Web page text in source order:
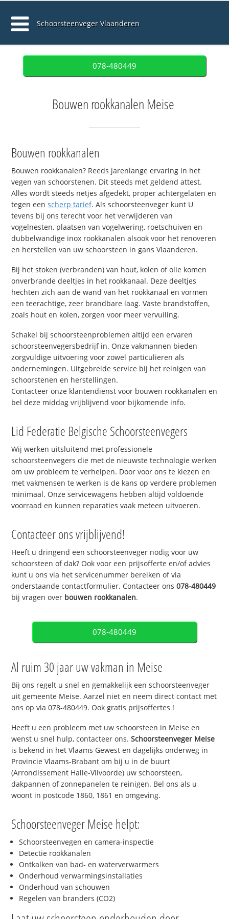
Schoorsteenveger Vlaanderen
078-480449
Bouwen rookkanalen Meise
Bouwen rookkanalen
Bouwen rookkanalen? Reeds jarenlange ervaring in het
vegen van schoorstenen. Dit steeds met geldend attest.
Alles wordt steeds netjes afgedekt, proper achtergelaten en
tegen eenscherp tarief. Als schoorsteenveger kunt U
tevens bij ons terecht voor het verwijderen van
vogelnesten, plaatsen van vogelwering, roetschuiven en
dubbelwandige inox rookkanalen alsook voor het renoveren
en herstellen van uw schoorsteen in gans Vlaanderen.
Bij het stoken (verbranden) van hout, kolen of olie komen
onverbrande deeltjes in het rookkanaal. Deze deeltjes
hechten zich aan de wand van het rookkanaal en vormen
een teerachtige, zeer brandbare laag. Vaste brandstoffen,
zoals hout en kolen, zorgen voor meer vervuiling.
Schakel bij schoorsteenproblemen altijd een ervaren
schoorsteenvegersbedrijf in. Onze vakmannen bieden
zorgvuldige uitvoering voor zowel particulieren als
ondernemingen. Uitgebreide service bij het reinigen van
schoorstenen en herstellingen.
Contacteer onze klantendienst voor bouwen rookkanalen en
bel deze middag vrijblijvend voor bijkomende info.
Lid Federatie Belgische Schoorsteenvegers
Wij werken uitsluitend met professionele
schoorsteenvegers die met de nieuwste technologie werken
om uw probleem te verhelpen. Door voor ons te kiezen en
met vakmensen te werken is de kans op verdere problemen
minimaal. Onze servicewagens hebben altijd voldoende
voorraad en kunnen reparaties vaak meteen uitvoeren.
Contacteer ons vrijblijvend!
Heeft u dringend een schoorsteenveger nodig voor uw
schoorsteen of dak? Ook voor een prijsofferte en/of advies
kunt u ons via het servicenummer bereiken of via
onderstaande contactformulier. Contacteer ons078-480449
bij vragen over bouwen rookkanalen.
078-480449
Al ruim 30 jaar uw vakman in Meise
Bij ons regelt u snel en gemakkelijk een schoorsteenveger
uit gemeente Meise. Aarzel niet en neem direct contact met
ons op via 078-480449. Ook gratis prijsoffertes !
Heeft u een probleem met uw schoorsteen in Meise en
wenst u snel hulp, contacteer ons.Schoorsteenveger Meise
is bekend in het Vlaams Gewest en dagelijks onderweg in
Provincie Vlaams-Brabant om bij u in de buurt
(Arrondissement Halle-Vilvoorde) uw schoorsteen,
dakpannen of zonnepanelen te reinigen. Bel ons als u
woont in postcode 1860, 1861 en omgeving.
Schoorsteenveger Meise helpt:
Schoorsteenvegen en camera-inspectie
Detectie rookkanalen
Ontkalken van bad- en waterverwarmers
Onderhoud verwarmingsinstallaties
Onderhoud van schouwen
Regelen van branders (CO2)